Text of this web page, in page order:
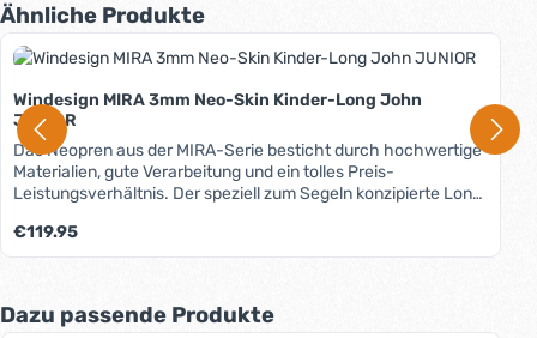
Produktgalerie überspringen
Ähnliche Produkte
Windesign MIRA 3mm Neo-Skin Kinder-Long John
JUNIOR
Das Neopren aus der MIRA-Serie besticht durch hochwertige
Materialien, gute Verarbeitung und ein tolles Preis-
Leistungsverhältnis. Der speziell zum Segeln konzipierte Long
Aussenkaschierung und der Knie-, Oberschenkel- und
Sitzverstärkungen sehr robust. Das NEO-SKIN-Material
Neopren und einer weichen Nylon-Innenschicht. Durch das
Regulärer Preis:
€119.95
Produktgalerie überspringen
Dazu passende Produkte